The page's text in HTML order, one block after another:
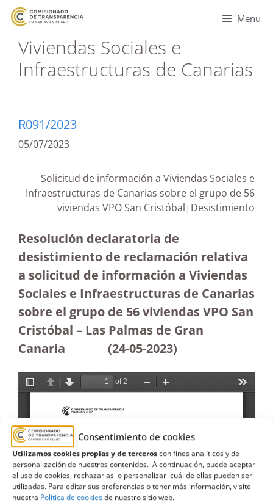
Consentimiento de cookies
Utilizamos cookies propias y de terceroscon fines analíticos y de
personalización de nuestros contenidos. A continuación, puede aceptar
el uso de cookies, rechazarlas o personalizar cuál de ellas pueden ser
utilizadas. Para editar sus preferencias o tener más información, visite
nuestra Política de cookiesde nuestro sitio web.
Menu
Viviendas Sociales e
Infraestructuras de Canarias
R091/2023
05/07/2023
Solicitud de información a Viviendas Sociales e
Infraestructuras de Canarias sobre el grupo de 56
viviendas VPO San Cristóbal|Desistimiento
Resolución declaratoria de
desistimiento de reclamación relativa
a solicitud de información a Viviendas
Sociales e Infraestructuras de Canarias
sobre el grupo de 56 viviendas VPO San
Cristóbal – Las Palmas de Gran
Canaria (24-05-2023)